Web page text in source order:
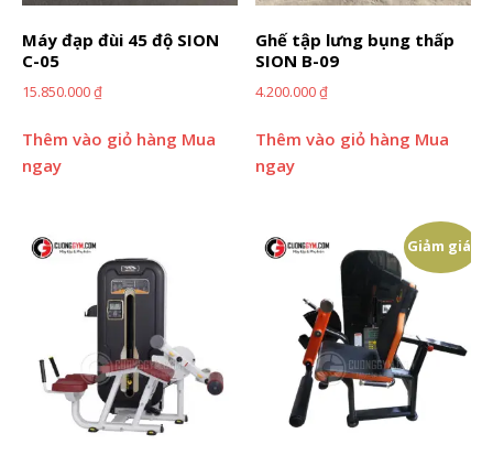
Máy đạp đùi 45 độ SION
C-05
15.850.000₫
Thêm vào giỏ hàng Mua
ngay
Ghế tập lưng bụng thấp
SION B-09
4.200.000₫
Thêm vào giỏ hàng Mua
ngay
Giảm giá!